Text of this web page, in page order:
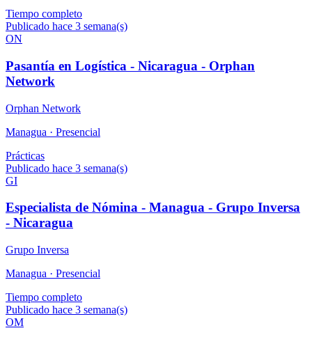
Tiempo completo
Publicado hace 3 semana(s)
ON
Pasantía en Logística - Nicaragua - Orphan
Network
Orphan Network
Managua · Presencial
Prácticas
Publicado hace 3 semana(s)
GI
Especialista de Nómina - Managua - Grupo Inversa
- Nicaragua
Grupo Inversa
Managua · Presencial
Tiempo completo
Publicado hace 3 semana(s)
OM